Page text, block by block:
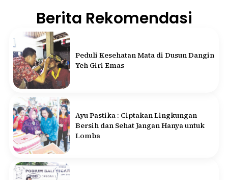
Berita Rekomendasi
Peduli Kesehatan Mata di Dusun Dangin
Yeh Giri Emas
Ayu Pastika : Ciptakan Lingkungan
Bersih dan Sehat Jangan Hanya untuk
Lomba